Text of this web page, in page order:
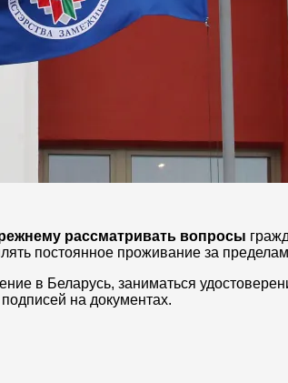
рассматривать вопросы
постоянное проживание за
в Беларусь, заниматься
на документах.